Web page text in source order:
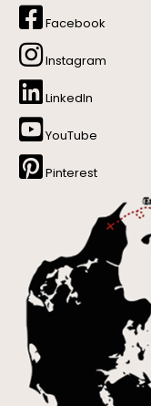
Facebook
Instagram
LinkedIn
YouTube
Pinterest